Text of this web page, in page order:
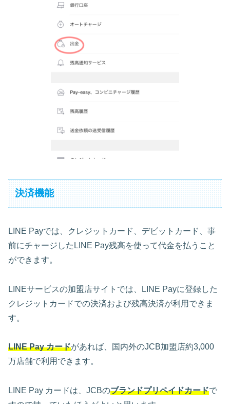
決済機能
LINE Payでは、クレジットカード、デビットカード、事
前にチャージしたLINE Pay残高を使って代金を払うこと
ができます。
LINEサービスの加盟店サイトでは、LINE Payに登録した
クレジットカードでの決済および残高決済が利用できま
す。
LINE Pay カードがあれば、国内外のJCB加盟店約3,000
万店舗で利用できます。
LINE Pay カードは、JCBのブランドプリペイドカードで